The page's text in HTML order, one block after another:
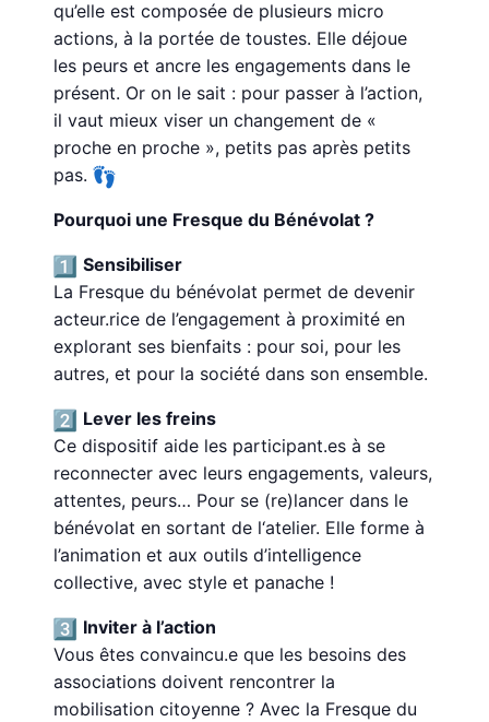
qu’elle est composée de plusieurs micro
actions, à la portée de toustes. Elle déjoue
les peurs et ancre les engagements dans le
présent. Or on le sait : pour passer à l’action,
il vaut mieux viser un changement de «
proche en proche », petits pas après petits
pas.
Pourquoi une Fresque du Bénévolat ?
Sensibiliser
La Fresque du bénévolat permet de devenir
acteur.rice de l’engagement à proximité en
explorant ses bienfaits : pour soi, pour les
autres, et pour la société dans son ensemble.
Lever les freins
Ce dispositif aide les participant.es à se
reconnecter avec leurs engagements, valeurs,
attentes, peurs… Pour se (re)lancer dans le
bénévolat en sortant de l‘atelier. Elle forme à
l’animation et aux outils d’intelligence
collective, avec style et panache !
Inviter à l’action
Vous êtes convaincu.e que les besoins des
associations doivent rencontrer la
mobilisation citoyenne ? Avec la Fresque du